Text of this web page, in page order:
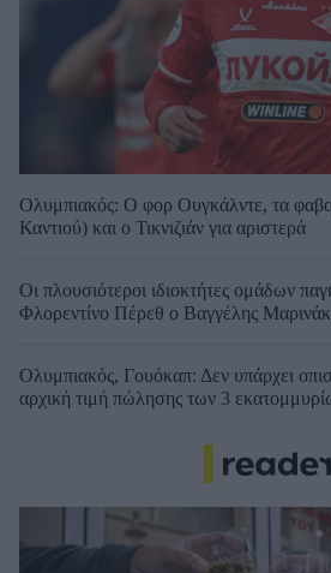
Ολυμπιακός: Ο φορ Ουγκάλντε, τα
Καντιού) και ο Τικνιζιάν για αριστερά
Οι πλουσιότεροι ιδιοκτήτες ομάδων
Φλορεντίνο Πέρεθ ο Βαγγέλης
Ολυμπιακός, Γουόκαπ: Δεν υπάρχει
αρχική τιμή πώλησης των 3